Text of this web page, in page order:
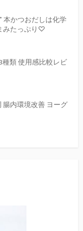
本かつおだしは化学
みたっぷり♡
種類 使用感比較レビ
腸内環境改善 ヨーグ